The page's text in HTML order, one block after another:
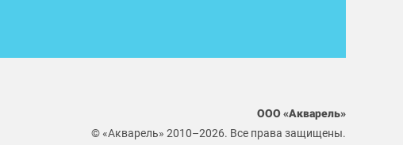
ООО «Акварель»
© «Акварель» 2010–2026. Все права защищены.